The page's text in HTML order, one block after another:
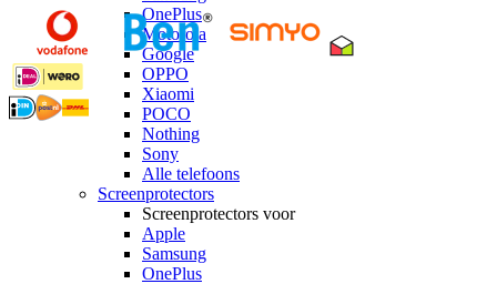
OnePlus
Motorola
Google
OPPO
Xiaomi
POCO
Nothing
Sony
Alle telefoons
Screenprotectors
Screenprotectors voor
Apple
Samsung
OnePlus